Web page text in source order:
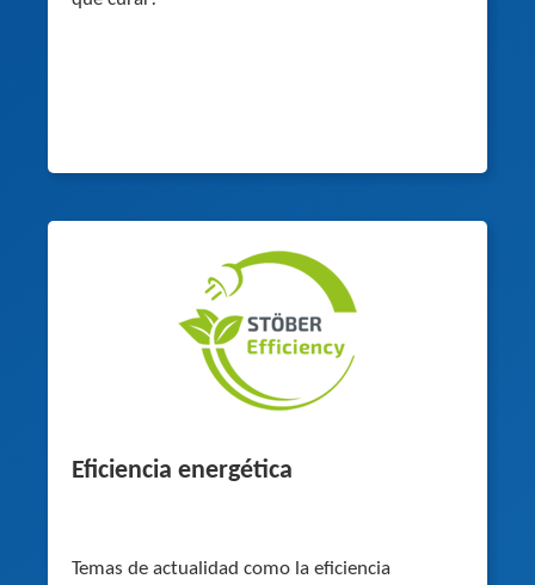
Eficiencia energética
Temas de actualidad como la eficiencia